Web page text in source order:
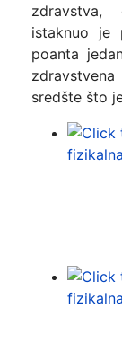
zdravstva,
istaknuo je
poanta
sredšte što